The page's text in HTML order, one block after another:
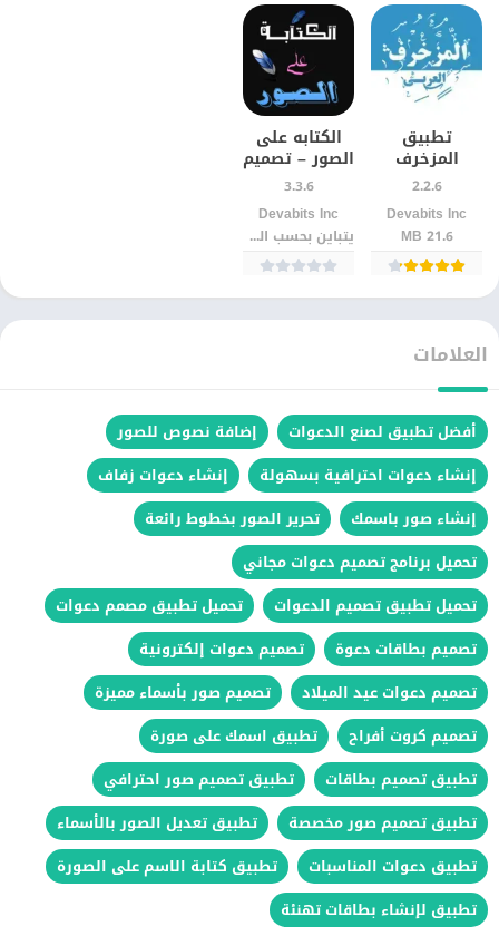
تطبيق
المزخرف
العربي –
زخرفة أسماء
ونصوص عربية
باحتراف
2.2.6
Devabits Inc‏
21.6 MB
الكتابه على
الصور – تصميم
صور للاندرويد
Apk
3.3.6
Devabits Inc‏
يتباين بحسب الجهاز
العلامات
أفضل تطبيق لصنع الدعوات
إضافة نصوص للصور
إنشاء دعوات احترافية بسهولة
إنشاء دعوات زفاف
إنشاء صور باسمك
تحرير الصور بخطوط رائعة
تحميل برنامج تصميم دعوات مجاني
تحميل تطبيق تصميم الدعوات
تحميل تطبيق مصمم دعوات
تصميم بطاقات دعوة
تصميم دعوات إلكترونية
تصميم دعوات عيد الميلاد
تصميم صور بأسماء مميزة
تصميم كروت أفراح
تطبيق اسمك على صورة
تطبيق تصميم بطاقات
تطبيق تصميم صور احترافي
تطبيق تصميم صور مخصصة
تطبيق تعديل الصور بالأسماء
تطبيق دعوات المناسبات
تطبيق كتابة الاسم على الصورة
تطبيق لإنشاء بطاقات تهنئة